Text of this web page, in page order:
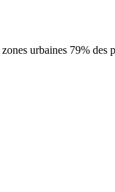
urbaines 79% des